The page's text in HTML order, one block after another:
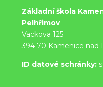
Základní škola
Pelhřimov
Vackova 125
394 70 Kamenice nad
ID datové schránky: